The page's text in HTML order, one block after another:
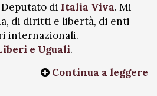
di Italia Viva. Mi
di diritti e libertà, di enti
internazionali.
e Uguali.
Continua a leggere